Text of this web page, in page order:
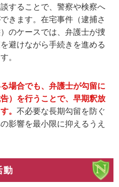
することで、警察や検察へ
きます。在宅事件（逮捕さ
のケースでは、弁護士が捜
避けながら手続きを進める
。
場合でも、弁護士が勾留に
）を行うことで、早期釈放
。不必要な長期勾留を防ぐ
影響を最小限に抑えるうえ
動